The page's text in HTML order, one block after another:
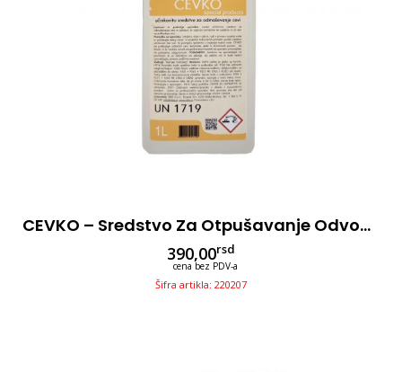
CEVKO – Sredstvo Za Otpušavanje Odvoda 1L
390,00rsd
cena bez PDV-a
Šifra artikla: 220207